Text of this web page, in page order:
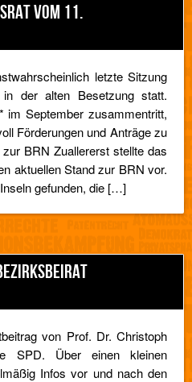
VOM 11.
letzte Sitzung
in der alten Besetzung statt.
im September zusammentritt,
Förderungen und Anträge zu
BRN Zuallererst stellte das
aktuellen Stand zur BRN vor.
gefunden, die […]
von Prof. Dr. Christoph
SPD. Über einen kleinen
Infos vor und nach den